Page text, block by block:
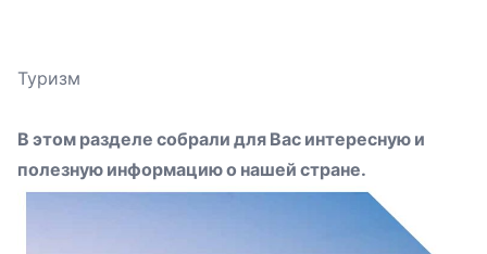
Туризм
В этом разделе собрали для Вас интересную и
полезную информацию о нашей стране.